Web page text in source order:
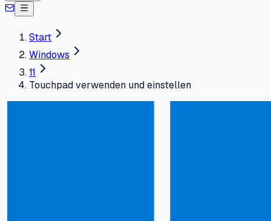
Start
Windows
11
Touchpad verwenden und einstellen